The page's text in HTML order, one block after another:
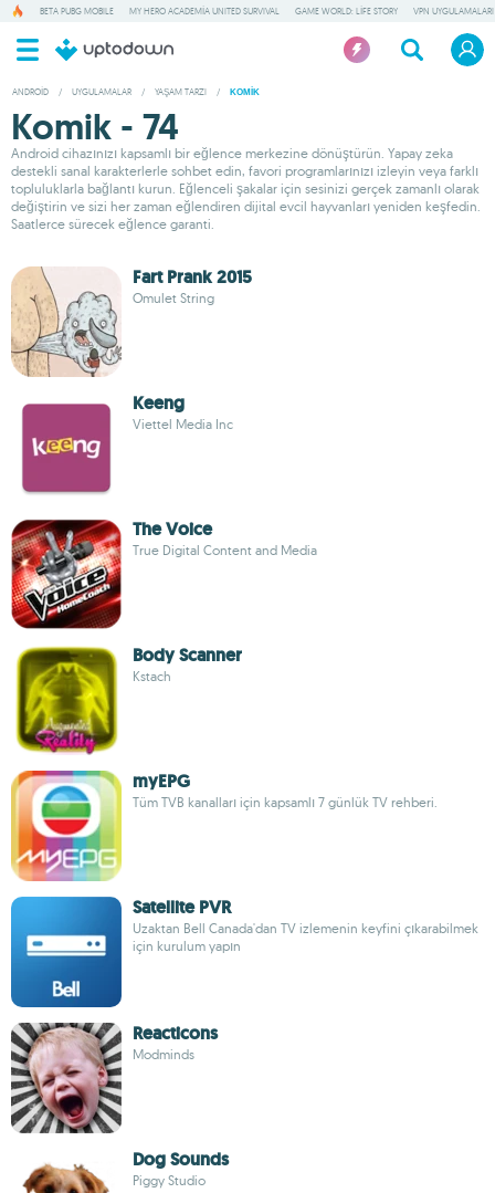
BETA PUBG MOBILE MY HERO ACADEMIA UNITED SURVIVAL GAME WORLD: LIFE STORY VPN UYGULAMALARI
ANDROID / UYGULAMALAR / YAŞAM TARZI / KOMIK
Komik - 74
Android cihazınızı kapsamlı bir eğlence merkezine dönüştürün. Yapay zeka
destekli sanal karakterlerle sohbet edin, favori programlarınızı izleyin veya farklı
topluluklarla bağlantı kurun. Eğlenceli şakalar için sesinizi gerçek zamanlı olarak
değiştirin ve sizi her zaman eğlendiren dijital evcil hayvanları yeniden keşfedin.
Saatlerce sürecek eğlence garanti.
Fart Prank 2015
Omulet String
Keeng
Viettel Media Inc
The Voice
True Digital Content and Media
Body Scanner
Kstach
myEPG
Tüm TVB kanalları için kapsamlı 7 günlük TV rehberi.
Satellite PVR
Uzaktan Bell Canada'dan TV izlemenin keyfini çıkarabilmek
için kurulum yapın
Reacticons
Modminds
Dog Sounds
Piggy Studio